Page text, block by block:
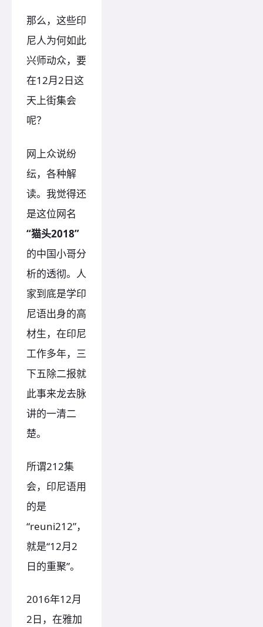
那么，这些印
尼人为何如此
兴师动众，要
在12月2日这
天上街集会
呢？
网上众说纷
纭，各种解
读。我觉得还
是这位网名
“猫头2018”
的中国小哥分
析的透彻。人
家到底是学印
尼语出身的高
材生，在印尼
工作多年，三
下五除二报就
此事来龙去脉
讲的一清二
楚。
所谓212集
会，印尼语用
的是
“reuni212”，
就是“12月2
日的重聚”。
2016年12月
2日，在雅加